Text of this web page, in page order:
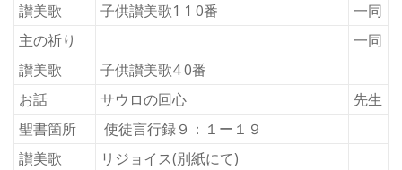
讃美歌
子供讃美歌1 1 0番
一同
主の祈り
一同
讃美歌
子供讃美歌4 0番
お話
サウロの回心
先生
聖書箇所
使徒言行録９：１ー１９
讃美歌
リジョイス(別紙にて)